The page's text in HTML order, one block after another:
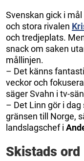
Svenskan gick i
och stora rivalen
och tredjeplats.
snack om saken
mållinjen.
– Det känns
veckor och
säger Svahn i tv-
– Det Linn gör i
gränsen till Norge,
landslagschef i
Skistads ord